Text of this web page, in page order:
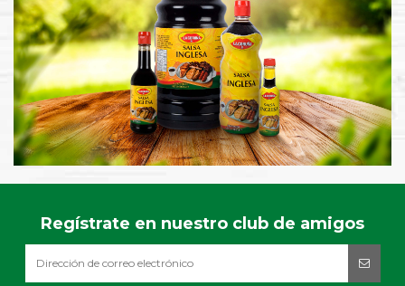
Regístrate en nuestro club de amigos